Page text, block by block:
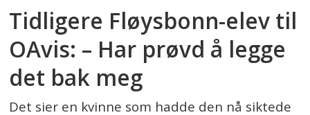
Tidligere Fløysbonn-elev til
OAvis: – Har prøvd å legge
det bak meg
Det sier en kvinne som hadde den nå siktede